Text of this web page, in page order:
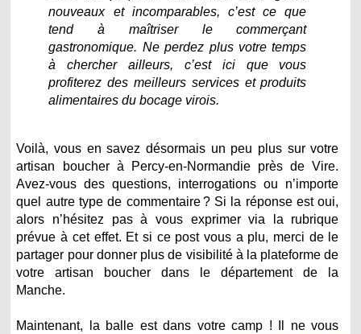
nouveaux et incomparables, c’est ce que
tend à maîtriser le commerçant
gastronomique. Ne perdez plus votre temps
à chercher ailleurs, c’est ici que vous
profiterez des meilleurs services et produits
alimentairesdu bocage virois.
Voilà, vous en savez désormais un peu plus sur votre
artisan boucher à Percy-en-Normandie près de Vire.
Avez-vous des questions, interrogations ou n’importe
quel autre type de commentaire ? Si la réponse est oui,
alors n’hésitez pas à vous exprimer via la rubrique
prévue à cet effet. Et si ce post vous a plu, merci de le
partager pour donner plus de visibilité à la plateforme de
votre artisan boucherdans le département de la
Manche.
Maintenant, la balle est dans votre camp ! Il ne vous